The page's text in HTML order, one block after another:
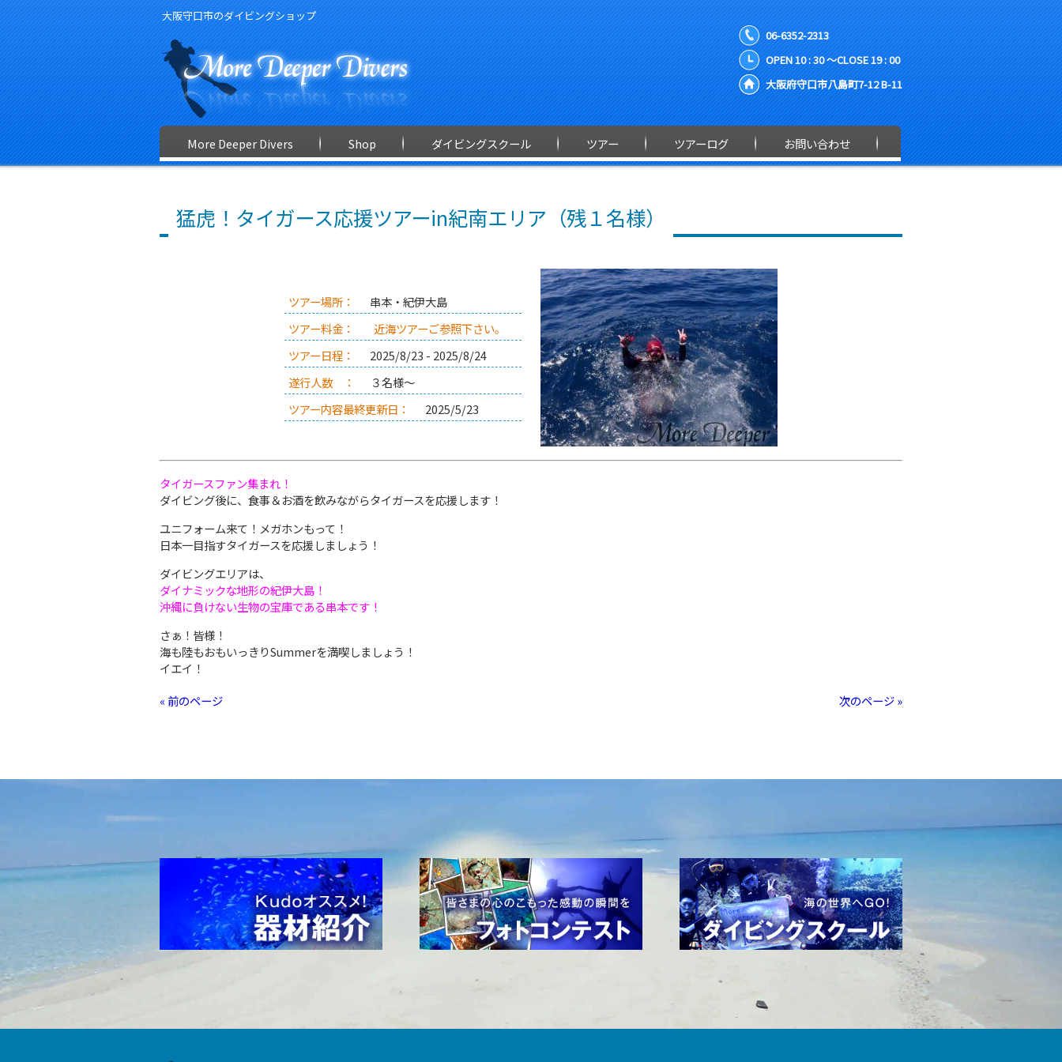
大阪守口市のダイビングショップ
06-6352-2313
OPEN 10 : 30 ～CLOSE 19 : 00
大阪府守口市八島町7-12 B-11
More Deeper Divers Shop ダイビングスクール ツアー ツアーログ お問い合わせ
猛虎！タイガース応援ツアーin紀南エリア（残１名様）
ツアー場所：
串本・紀伊大島
ツアー料金：
近海ツアーご参照下さい。
ツアー日程：
2025/8/23 - 2025/8/24
遂行人数 ：
３名様～
ツアー内容最終更新日：
2025/5/23
タイガースファン集まれ！
ダイビング後に、食事＆お酒を飲みながらタイガースを応援します！
ユニフォーム来て！メガホンもって！
日本一目指すタイガースを応援しましょう！
ダイビングエリアは、
ダイナミックな地形の紀伊大島！
沖縄に負けない生物の宝庫である串本です！
さぁ！皆様！
海も陸もおもいっきりSummerを満喫しましょう！
イエイ！
« 前のページ
次のページ »